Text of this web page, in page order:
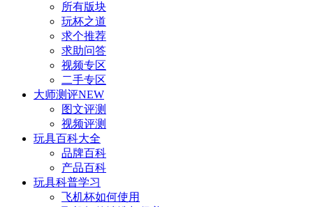
所有版块
玩杯之道
求个推荐
求助问答
视频专区
二手专区
大师测评NEW
图文评测
视频评测
玩具百科大全
品牌百科
产品百科
玩具科普学习
飞机杯如何使用